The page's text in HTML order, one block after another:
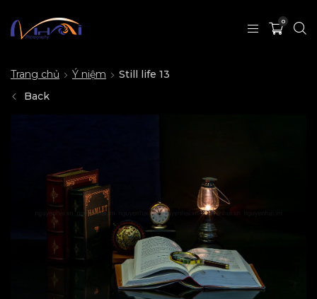
0
Trang chủ Ý niệm
Still life 13
Back